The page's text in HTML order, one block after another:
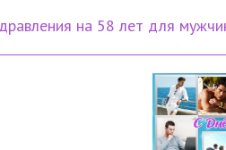
на 58 лет для